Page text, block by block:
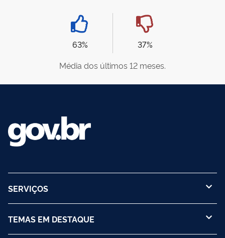
63%
37%
Média dos últimos 12 meses.
SERVIÇOS
TEMAS EM DESTAQUE